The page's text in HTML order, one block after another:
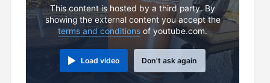
This content is hosted by a third party. By
showing the external content you accept the
terms and conditions of youtube.com.
Load video Don't ask again